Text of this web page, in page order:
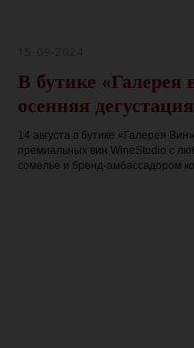
В бутике
осенняя дегустация
14 августа в бутике «Галерея
премиальных вин WineStudio с
сомелье и бренд-амбассадором